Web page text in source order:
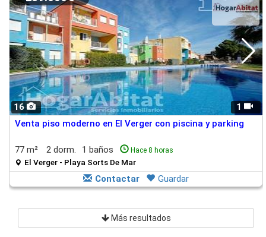
16 1
Venta piso moderno en El Verger con piscina y parking
77 m² 2 dorm. 1 baños Hace 8 horas
El Verger - Playa Sorts De Mar
Contactar Guardar
Más resultados